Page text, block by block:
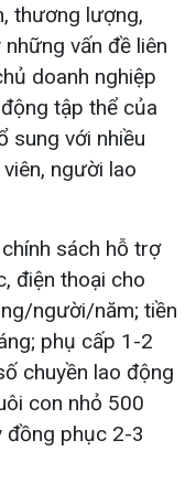
thương lượng,
vấn đề liên
doanh nghiệp
tập thể của
sung với nhiều
người lao
sách hỗ trợ
điện thoại cho
người/năm; tiền
phụ cấp 1-2
chuyền lao động
con nhỏ 500
đồng phục 2-3